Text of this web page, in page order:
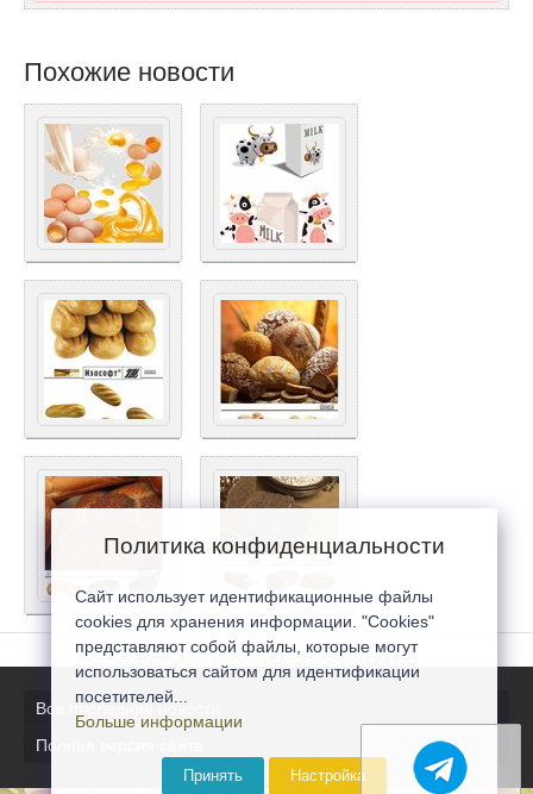
Похожие новости
Все последние новости
Полная версия сайта
Политика конфиденциальности
Сайт использует идентификационные файлы
cookies для хранения информации. "Cookies"
представляют собой файлы, которые могут
использоваться сайтом для идентификации
посетителей...
Больше информации
Принять Настройка